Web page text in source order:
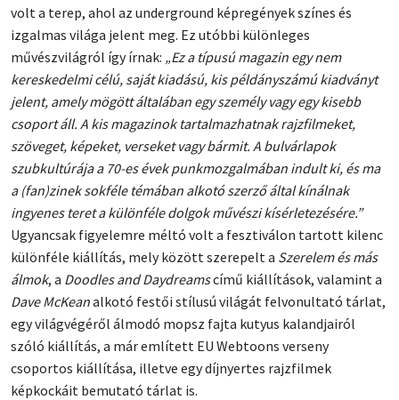
volt a terep, ahol az underground képregények színes és
izgalmas világa jelent meg. Ez utóbbi különleges
művészvilágról így írnak: „Ez a típusú magazin egy nem
kereskedelmi célú, saját kiadású, kis példányszámú kiadványt
jelent, amely mögött általában egy személy vagy egy kisebb
csoport áll. A kis magazinok tartalmazhatnak rajzfilmeket,
szöveget, képeket, verseket vagy bármit. A bulvárlapok
szubkultúrája a 70-es évek punkmozgalmában indult ki, és ma
a (fan)zinek sokféle témában alkotó szerző által kínálnak
ingyenes teret a különféle dolgok művészi kísérletezésére.”
Ugyancsak figyelemre méltó volt a fesztiválon tartott kilenc
különféle kiállítás, mely között szerepelt a Szerelem és más
álmok, a Doodles and Daydreamscímű kiállítások, valamint a
Dave McKeanalkotó festői stílusú világát felvonultató tárlat,
egy világvégéről álmodó mopsz fajta kutyus kalandjairól
szóló kiállítás, a már említett EU Webtoons verseny
csoportos kiállítása, illetve egy díjnyertes rajzfilmek
képkockáit bemutató tárlat is.